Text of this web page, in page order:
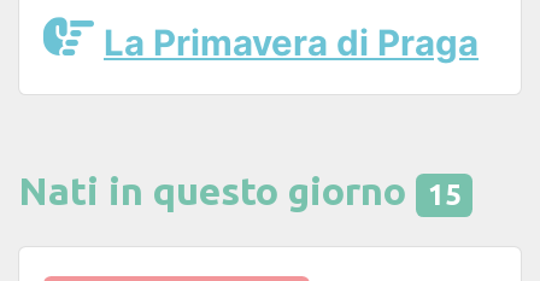
La Primavera di Praga
Nati in questo giorno 15